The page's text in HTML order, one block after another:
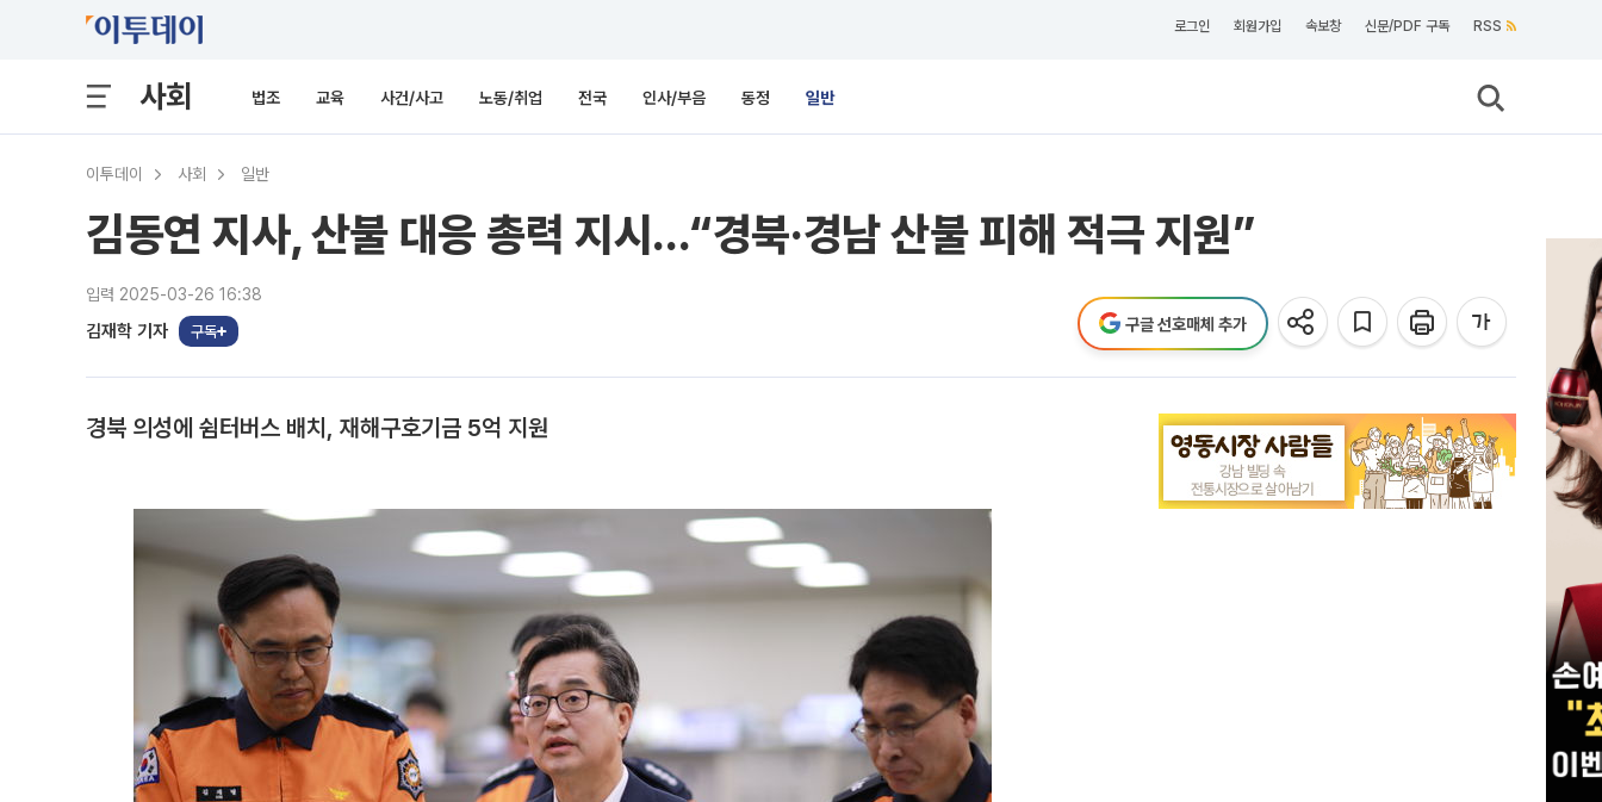
로그인 회원가입 속보창 신문/PDF 구독 RSS
사회 법조 교육 사건/사고 노동/취업 전국 인사/부음 동정 일반
이투데이 사회 일반
김동연 지사, 산불 대응 총력 지시...“경북·경남 산불 피해 적극 지원”
입력 2025-03-26 16:38
김재학 기자 구독 구글 선호매체 추가
경북 의성에 쉼터버스 배치, 재해구호기금 5억 지원